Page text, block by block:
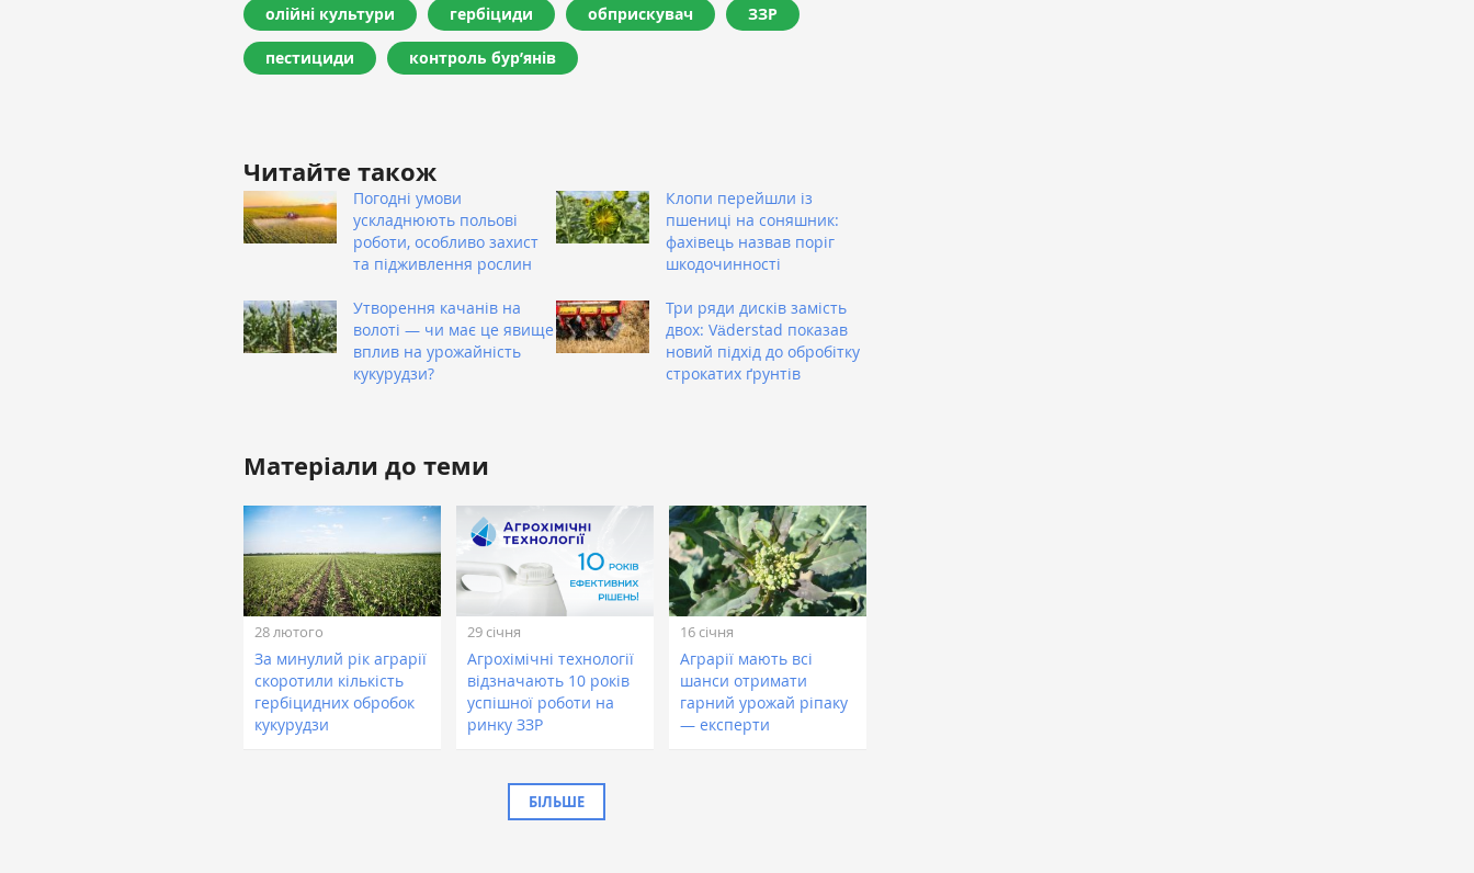
олійні культури гербіциди обприскувач ЗЗР
пестициди контроль бур’янів
Читайте також
Погодні умови
ускладнюють польові
роботи, особливо захист
та підживлення рослин
Клопи перейшли із
пшениці на соняшник:
фахівець назвав поріг
шкодочинності
Утворення качанів на
волоті — чи має це явище
вплив на урожайність
кукурудзи?
Три ряди дисків замість
двох: Väderstad показав
новий підхід до обробітку
строкатих ґрунтів
Матеріали до теми
28 лютого
За минулий рік аграрії
скоротили кількість
гербіцидних обробок
кукурудзи
29 січня
Агрохімічні технології
відзначають 10 років
успішної роботи на
ринку ЗЗР
16 січня
Аграрії мають всі
шанси отримати
гарний урожай ріпаку
— експерти
БІЛЬШЕ